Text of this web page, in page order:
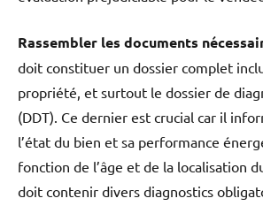
Rassembler les documents
doit constituer un dossier complet
propriété, et surtout le dossier de
(DDT). Ce dernier est crucial car il
l’état du bien et sa performance
fonction de l’âge et de la localisation
doit contenir divers diagnostics